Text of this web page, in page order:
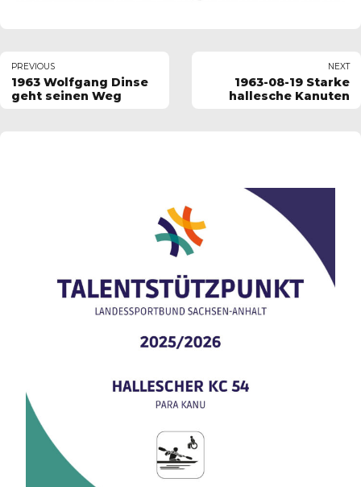
PREVIOUS
1963 Wolfgang Dinse
geht seinen Weg
NEXT
1963-08-19 Starke
hallesche Kanuten